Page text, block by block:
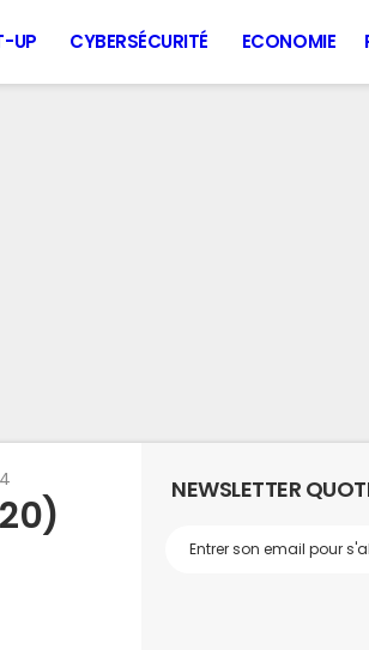
UP CYBERSÉCURITÉ ECONOMIE
NEWSLETTER